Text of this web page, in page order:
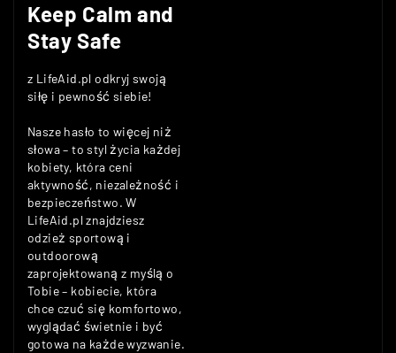
Keep Calm and
Stay Safe
z LifeAid.pl odkryj swoją
siłę i pewność siebie!
Nasze hasło to więcej niż
słowa – to styl życia każdej
kobiety, która ceni
aktywność, niezależność i
bezpieczeństwo. W
LifeAid.pl znajdziesz
odzież sportową i
outdoorową
zaprojektowaną z myślą o
Tobie – kobiecie, która
chce czuć się komfortowo,
wyglądać świetnie i być
gotowa na każde wyzwanie.